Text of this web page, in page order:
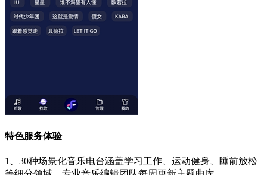
特色服务体验
1、30种场景化音乐电台涵盖学习工作、运动健身、睡前放松